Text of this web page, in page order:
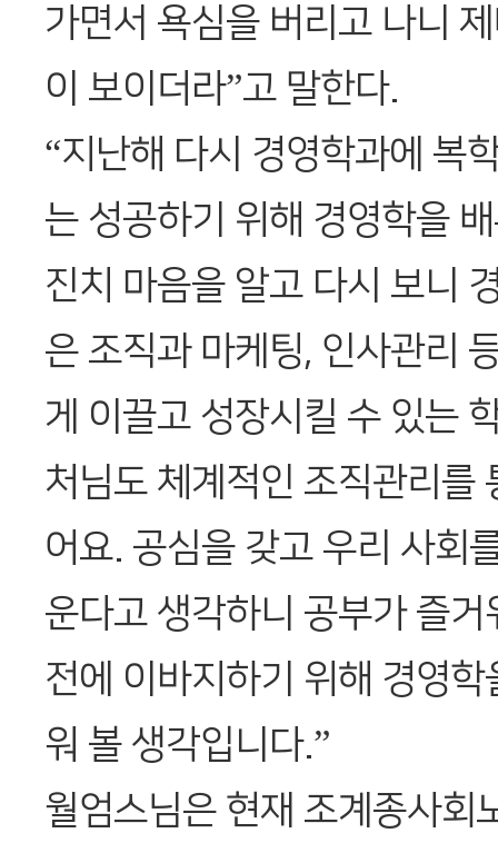
가면서 욕심을 버리고 나니
이 보이더라”고 말한다.
“지난해 다시 경영학과에 복
는 성공하기 위해 경영학을
진치 마음을 알고 다시 보니
은 조직과 마케팅, 인사관리
게 이끌고 성장시킬 수 있는
처님도 체계적인 조직관리를
어요. 공심을 갖고 우리 사회
운다고 생각하니 공부가 즐
전에 이바지하기 위해 경영학
워 볼 생각입니다.”
월엄스님은 현재 조계종사회